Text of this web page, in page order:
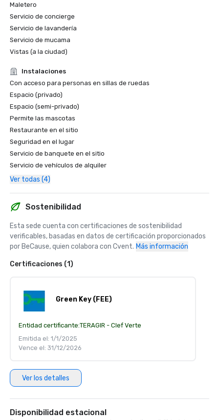
Maletero
Servicio de concierge
Servicio de lavandería
Servicio de mucama
Vistas (a la ciudad)
Instalaciones
Con acceso para personas en sillas de ruedas
Espacio (privado)
Espacio (semi-privado)
Permite las mascotas
Restaurante en el sitio
Seguridad en el lugar
Servicio de banquete en el sitio
Servicio de vehículos de alquiler
Ver todas (4)
Sostenibilidad
Esta sede cuenta con certificaciones de sostenibilidad
verificables, basadas en datos de certificación proporcionados
por BeCause, quien colabora con Cvent. Más información
Certificaciones (1)
Green Key (FEE)
Entidad certificante:TERAGIR - Clef Verte
Emitida el: 1/1/2025
Vence el: 31/12/2026
Ver los detalles
Disponibilidad estacional